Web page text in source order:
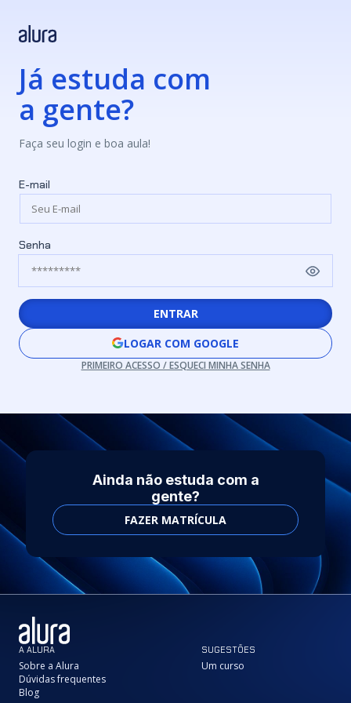
Já estuda com
a gente?
Faça seu login e boa aula!
E-mail
Senha
ENTRAR
LOGAR COM GOOGLE
PRIMEIRO ACESSO / ESQUECI MINHA SENHA
Ainda não estuda com a
gente?
FAZER MATRÍCULA
A ALURA
Sobre a Alura
Dúvidas frequentes
Blog
SUGESTÕES
Um curso